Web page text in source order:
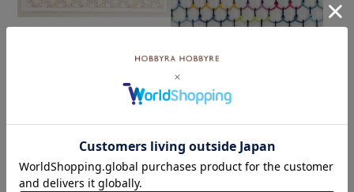
¥572